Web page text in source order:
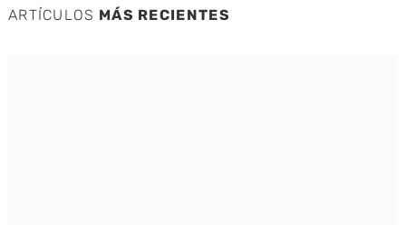
ARTÍCULOS MÁS RECIENTES